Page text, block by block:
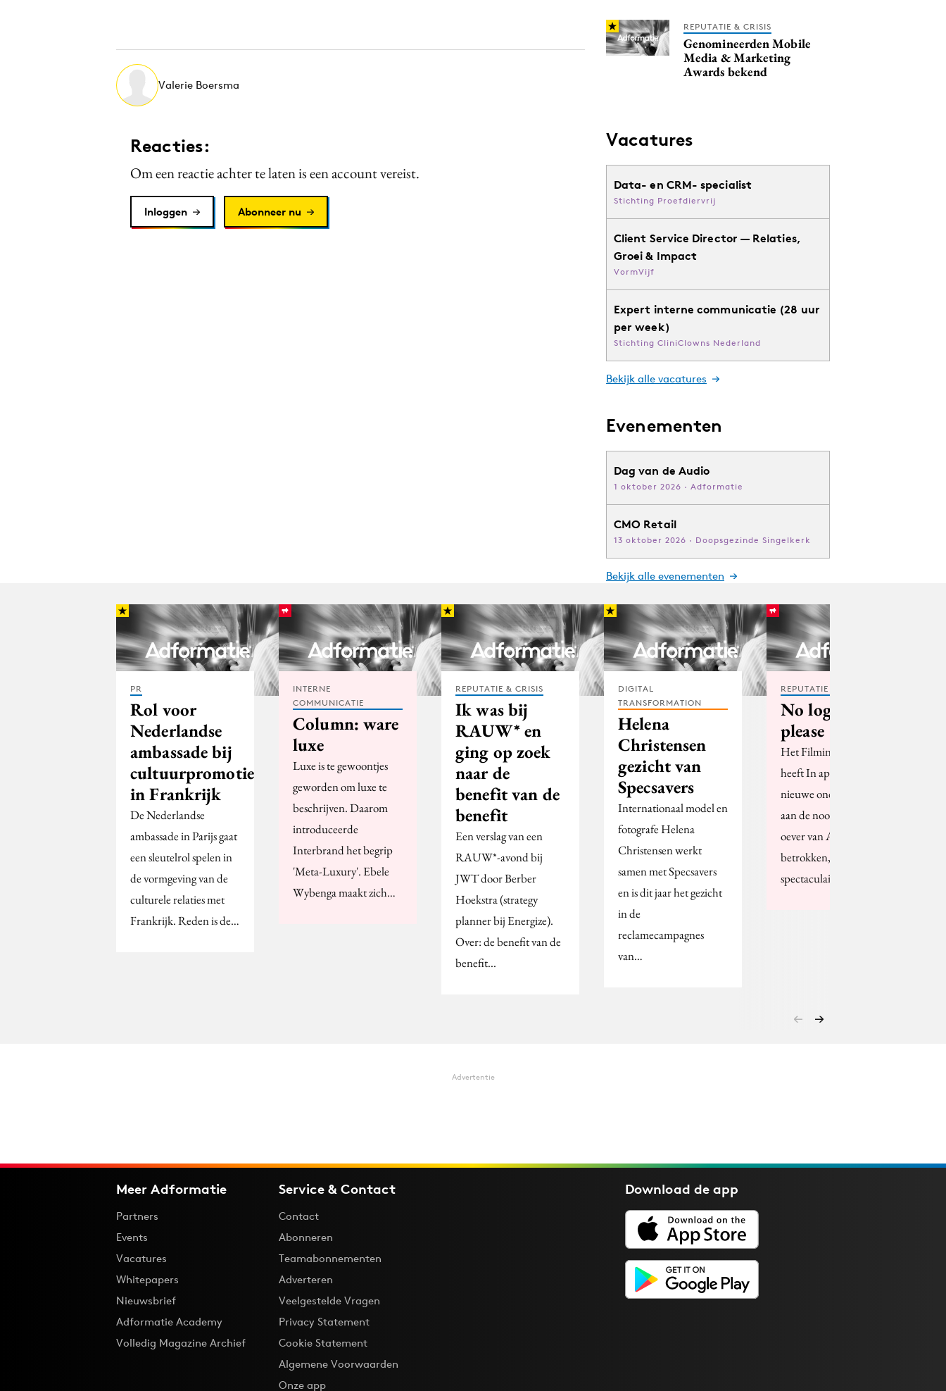
Valerie Boersma
Reacties:
Om een reactie achter te laten is een account vereist.
Inloggen Abonneer nu
REPUTATIE & CRISIS
Genomineerden Mobile
Media & Marketing
Awards bekend
Vacatures
Data- en CRM- specialist
Stichting Proefdiervrij
Client Service Director — Relaties,
Groei & Impact
VormVijf
Expert interne communicatie (28 uur
per week)
Stichting CliniClowns Nederland
Bekijk alle vacatures
Evenementen
Dag van de Audio
1 oktober 2026 · Adformatie
CMO Retail
13 oktober 2026 · Doopsgezinde Singelkerk
Bekijk alle evenementen
PR
Rol voor
Nederlandse
ambassade bij
cultuurpromotie
in Frankrijk
De Nederlandse
ambassade in Parijs gaat
een sleutelrol spelen in
de vormgeving van de
culturele relaties met
Frankrijk. Reden is de…
INTERNE
COMMUNICATIE
Column: ware
luxe
Luxe is te gewoontjes
geworden om luxe te
beschrijven. Daarom
introduceerde
Interbrand het begrip
'Meta-Luxury'. Ebele
Wybenga maakt zich…
REPUTATIE & CRISIS
Ik was bij
RAUW* en
ging op zoek
naar de
benefit van de
benefit
Een verslag van een
RAUW*-avond bij
JWT door Berber
Hoekstra (strategy
planner bij Energize).
Over: de benefit van de
benefit...
DIGITAL
TRANSFORMATION
Helena
Christensen
gezicht van
Specsavers
Internationaal model en
fotografe Helena
Christensen werkt
samen met Specsavers
en is dit jaar het gezicht
in de
reclamecampagnes
van…
REPUTATIE & CRISIS
No logo,
please
Het Filminstituut Eye
heeft In april 2012 zijn
nieuwe onderkomen
aan de noordelijke IJ-
oever van Amsterdam
betrokken, een
spectaculair…
Advertentie
Meer Adformatie
Partners
Events
Vacatures
Whitepapers
Nieuwsbrief
Adformatie Academy
Volledig Magazine Archief
Service & Contact
Contact
Abonneren
Teamabonnementen
Adverteren
Veelgestelde Vragen
Privacy Statement
Cookie Statement
Algemene Voorwaarden
Onze app
Download deapp